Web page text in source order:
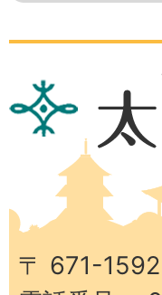
兵
庫
子
町
〒 671-